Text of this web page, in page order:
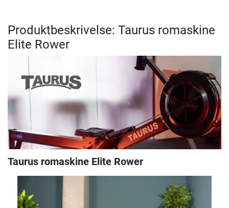
Produktbeskrivelse: Taurus romaskine
Elite Rower
Taurus romaskine Elite Rower